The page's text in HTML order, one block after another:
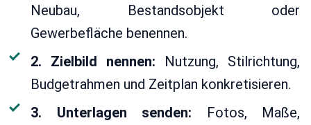
Neubau, Bestandsobjekt oder
Gewerbefläche benennen.
2. Zielbild nennen: Nutzung, Stilrichtung,
Budgetrahmen und Zeitplan konkretisieren.
3. Unterlagen senden: Fotos, Maße,